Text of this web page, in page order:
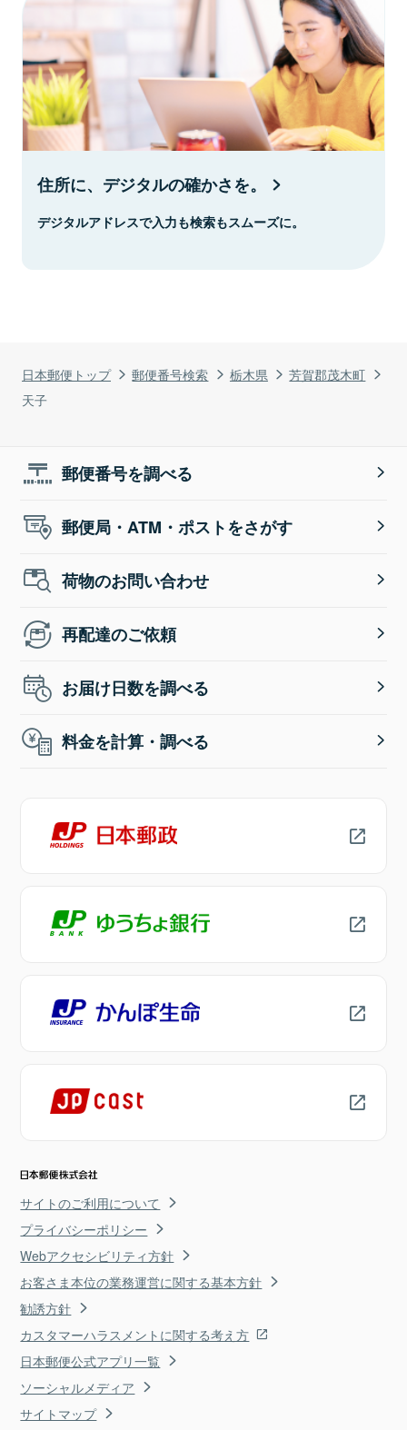
日本郵便トップ 郵便番号検索 栃木県
芳賀郡茂木町
天子
住所に、デジタルの確かさを。
デジタルアドレスで入力も検索もスムーズに。
郵便番号を調べる
郵便局・ATM・ポストをさがす
荷物のお問い合わせ
再配達のご依頼
お届け日数を調べる
料金を計算・調べる
サイトのご利用について
プライバシーポリシー
Webアクセシビリティ方針
お客さま本位の業務運営に関する基本方針
勧誘方針
カスタマーハラスメントに関する考え方
日本郵便公式アプリ一覧
ソーシャルメディア
サイトマップ